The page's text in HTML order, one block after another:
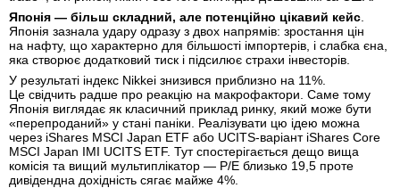
Японія — більш складний, але потенційно цікавий кейс
Японія зазнала удару одразу з двох напрямів: зростання цін
на нафту, що характерно для більшості імпортерів, і слабка єна,
яка створює додатковий тиск і підсилює страхи інвесторів.
У результаті індекс Nikkei знизився приблизно на 11%.
Це свідчить радше про реакцію на макрофактори. Саме тому
Японія виглядає як класичний приклад ринку, який може бути
«перепроданий» у стані паніки. Реалізувати цю ідею можна
через iShares MSCI Japan ETF або UCITS-варіант iShares Core
MSCI Japan IMI UCITS ETF. Тут спостерігається дещо вища
комісія та вищий мультиплікатор — P/E близько 19,5 проте
дивідендна дохідність сягає майже 4%.